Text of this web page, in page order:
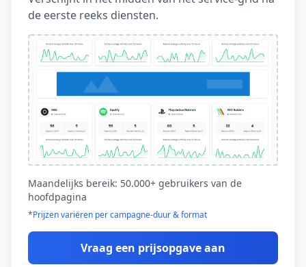
de eerste reeks diensten.
Maandelijks bereik: 50.000+ gebruikers van de
hoofdpagina
*Prijzen variëren per campagne-duur & format
Vraag een prijsopgave aan